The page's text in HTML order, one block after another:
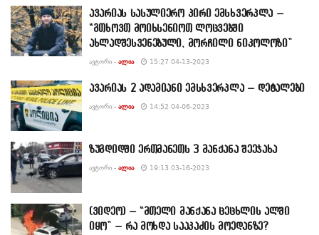
ავარიას სასულიერო პირი ემსხვერპლა –
“გთხოვთ მოიხსენიოთ ლოცვებში
ახლადშესვენებული, მორჩილი ნიკოლოზი”
ᲐᲕᲢᲝᲠᲘ - ᲐᲚᲘᲐ 15:27 04-13-2023
ავარიას 2 ადამიანი ემსხვერპლა – დეტალები
ᲐᲕᲢᲝᲠᲘ - ᲐᲚᲘᲐ 14:52 04-06-2023
ზუგდიდში ერთმანეთს 3 მანქანა შეეჯახა
ᲐᲕᲢᲝᲠᲘ - ᲐᲚᲘᲐ 19:13 03-16-2023
(ვიდეო) – “მთელი მანქანა ცეცხლის ალში
იყო” – რა მოხდა სააკაძის მოედანზე?